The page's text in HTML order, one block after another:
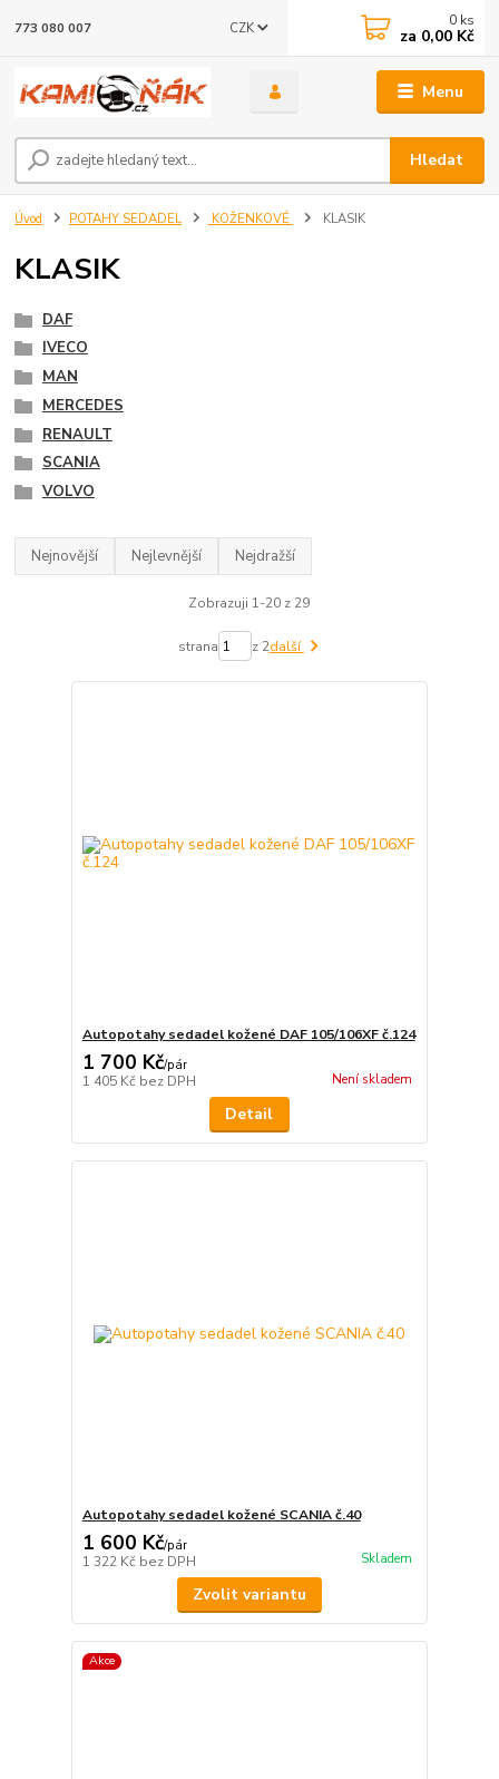
Menu
CZK
Hledat
773 080 007 0 ks
za 0,00 Kč
Úvod POTAHY SEDADEL KOŽENKOVÉ KLASIK
KLASIK
DAF
IVECO
MAN
MERCEDES
RENAULT
SCANIA
VOLVO
Nejnovější Nejlevnější Nejdražší
Zobrazuji 1-20 z 29
strana z 2další
Autopotahy sedadel kožené DAF 105/106XF č.124
1 700 Kč/pár
1 405 Kč bez DPH Není skladem
Detail
Autopotahy sedadel kožené SCANIA č.40
1 600 Kč/pár
1 322 Kč bez DPH Skladem
Zvolit variantu
Akce